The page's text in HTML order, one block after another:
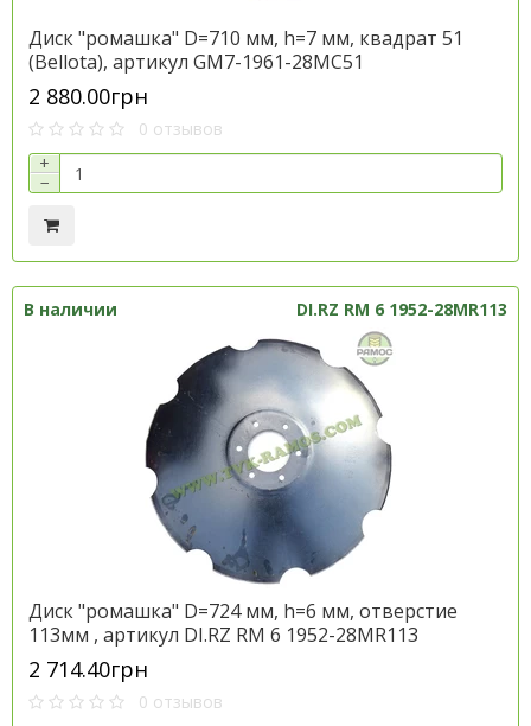
Диск "ромашка" D=710 мм, h=7 мм, квадрат 51
(Bellota), артикул GM7-1961-28MC51
2 880.00грн
0 отзывов
+
−
В наличии DI.RZ RM 6 1952-28MR113
Диск "ромашка" D=724 мм, h=6 мм, отверстие
113мм , артикул DI.RZ RM 6 1952-28MR113
2 714.40грн
0 отзывов